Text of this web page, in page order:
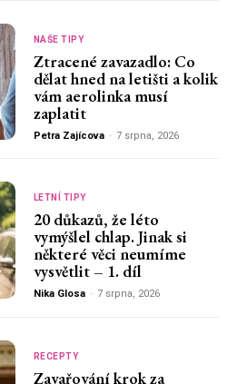
NAŠE TIPY
Ztracené zavazadlo: Co
dělat hned na letišti a kolik
vám aerolinka musí
zaplatit
Petra Zajícova - 7 srpna, 2026
LETNÍ TIPY
20 důkazů, že léto
vymýšlel chlap. Jinak si
některé věci neumíme
vysvětlit – 1. díl
Nika Glosa - 7 srpna, 2026
RECEPTY
Zavařování krok za